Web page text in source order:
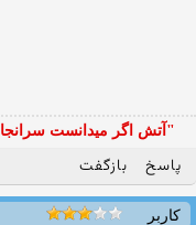
"آتش اگر ميدانست
پاسخ بازگفت
کاربر